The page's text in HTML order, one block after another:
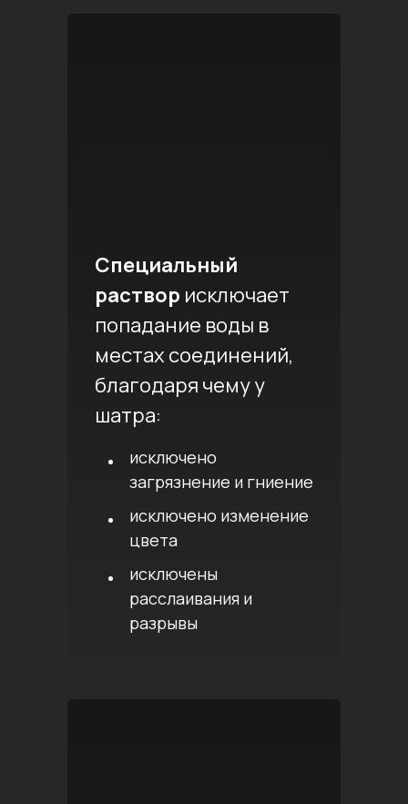
Специальный
раствор исключает
попадание воды в
местах соединений,
благодаря чему у
шатра:
исключено
загрязнение и гниение
исключено изменение
цвета
исключены
расслаивания и
разрывы